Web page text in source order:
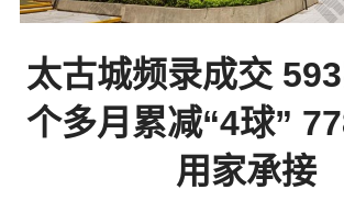
太古城频录成交
个多月累减“4球”
用家承接